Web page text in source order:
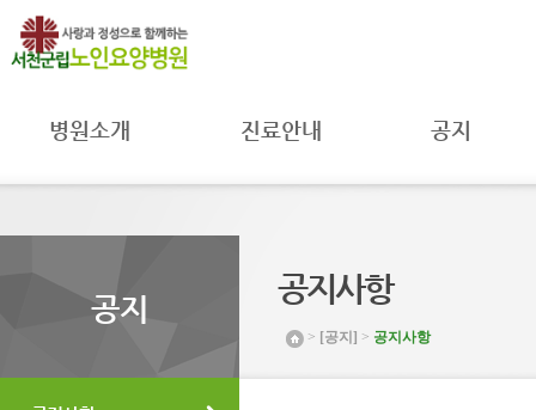
병원소개
조직도 및
연락처
진료안내
진료과
입원안내
프로그램안내
공지
공지사항
취약환자
채용공고
공지
공지사항
> [공지] > 공지사항